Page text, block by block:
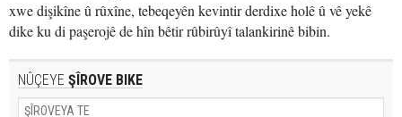
xwe dişikîne û rûxîne, tebeqeyên kevintir derdixe holê û vê yekê
dike ku di paşerojê de hîn bêtir rûbirûyî talankirinê bibin.
NÛÇEYE ŞÎROVE BIKE